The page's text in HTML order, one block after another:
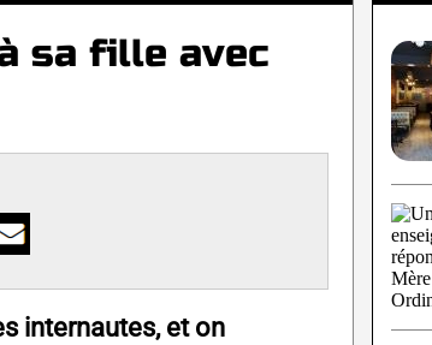
sa fille avec
internautes, et on